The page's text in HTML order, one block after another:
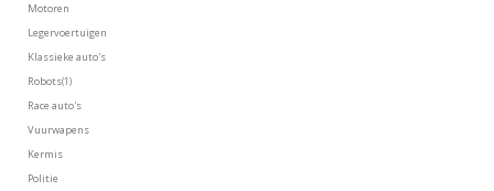
Motoren
Niet geselecteerd: Motoren
Legervoertuigen
Niet geselecteerd: Legervoertuigen
Klassieke auto's
Niet geselecteerd: Klassieke auto's
Robots
Niet geselecteerd: Robots
1product
Race auto's
Niet geselecteerd: Race auto's
Vuurwapens
Niet geselecteerd: Vuurwapens
Kermis
Niet geselecteerd: Kermis
Politie
Niet geselecteerd: Politie